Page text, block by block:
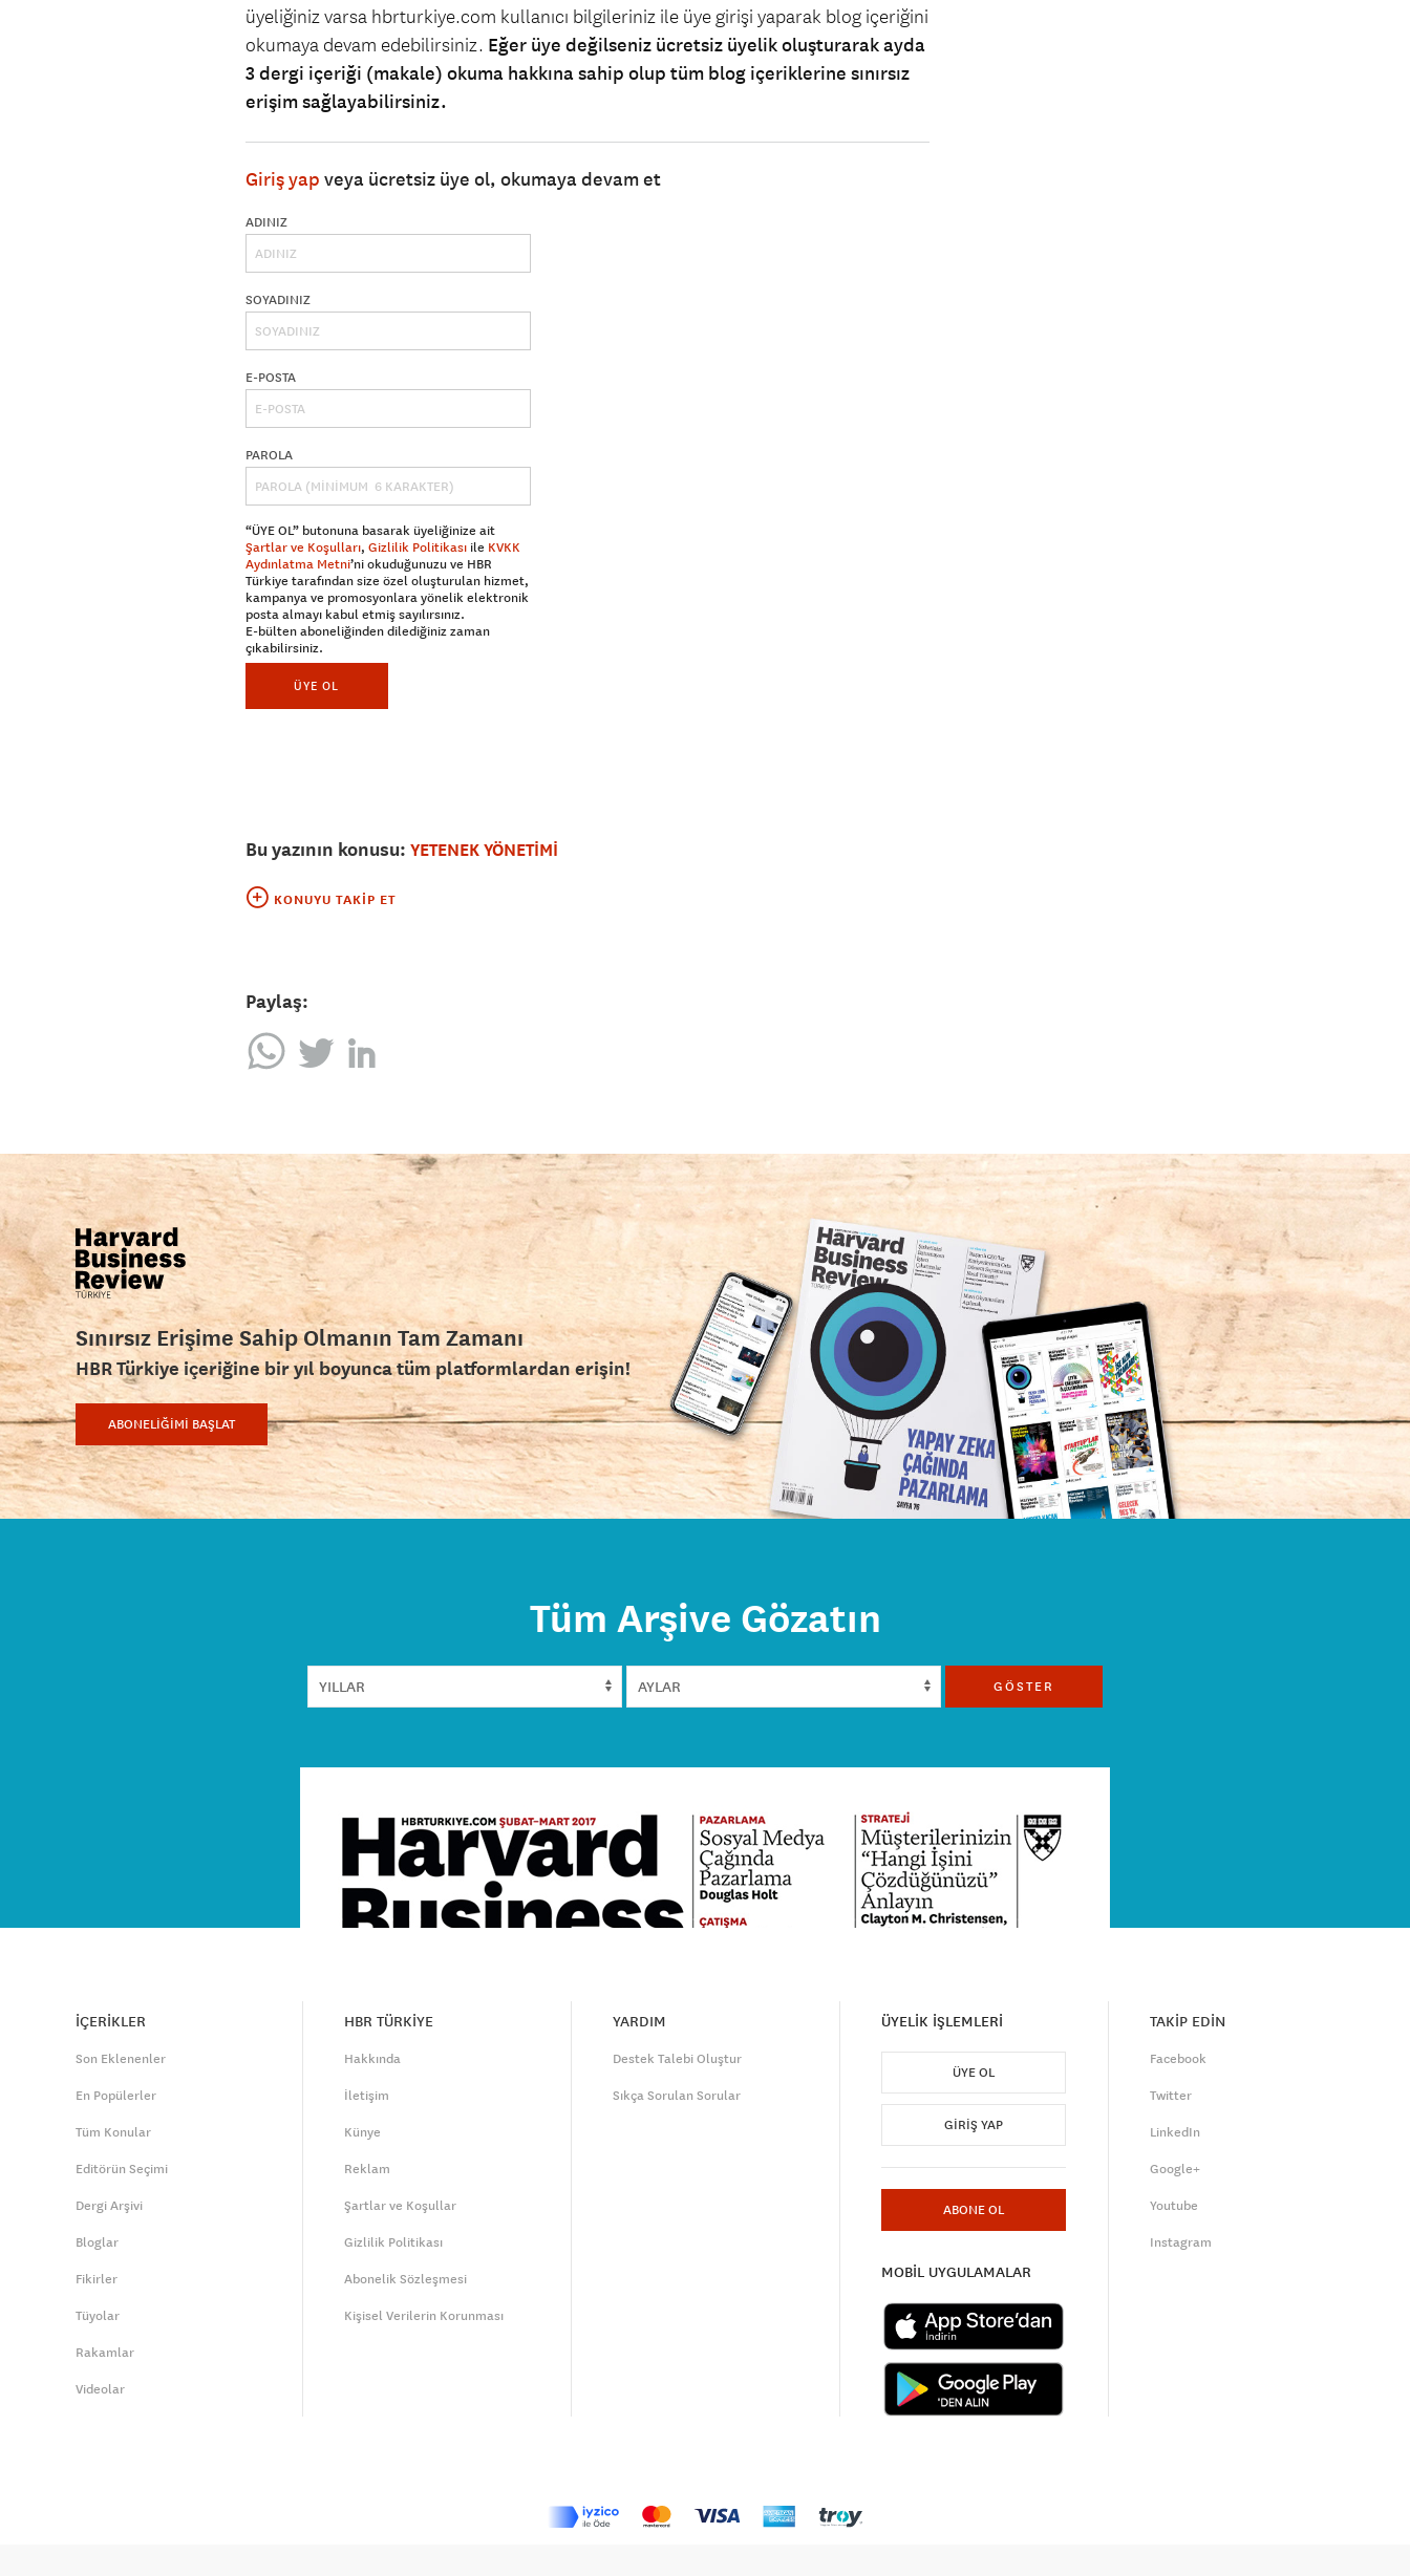
üyeliğiniz varsa hbrturkiye.com kullanıcı bilgileriniz ile üye girişi yaparak blog içeriğini
okumaya devam edebilirsiniz. Eğer üye değilseniz ücretsiz üyelik oluşturarak ayda
3 dergi içeriği (makale) okuma hakkına sahip olup tüm blog içeriklerine sınırsız
erişim sağlayabilirsiniz.
Giriş yap veya ücretsiz üye ol, okumaya devam et
ADINIZ
SOYADINIZ
E-POSTA
PAROLA
“ÜYE OL” butonuna basarak üyeliğinize ait
Şartlar ve Koşulları, Gizlilik Politikası ile KVKK
Aydınlatma Metni’ni okuduğunuzu ve HBR
Türkiye tarafından size özel oluşturulan hizmet,
kampanya ve promosyonlara yönelik elektronik
posta almayı kabul etmiş sayılırsınız.
E-bülten aboneliğinden dilediğiniz zaman
çıkabilirsiniz.
ÜYE OL
Bu yazının konusu: YETENEK YÖNETİMİ
KONUYU TAKIP ET
Paylaş:
Sınırsız Erişime Sahip Olmanın Tam Zamanı
HBR Türkiye içeriğine bir yıl boyunca tüm platformlardan erişin!
ABONELİĞİMİ BAŞLAT
Tüm Arşive Gözatın
GÖSTER
İÇERİKLER
Son Eklenenler
En Popülerler
Tüm Konular
Editörün Seçimi
Dergi Arşivi
Bloglar
Fikirler
Tüyolar
Rakamlar
Videolar
HBR TÜRKİYE
Hakkında
İletişim
Künye
Reklam
Şartlar ve Koşullar
Gizlilik Politikası
Abonelik Sözleşmesi
Kişisel Verilerin Korunması
YARDIM
Destek Talebi Oluştur
Sıkça Sorulan Sorular
ÜYELİK İŞLEMLERİ
ÜYE OL
GIRIŞ YAP
ABONE OL
MOBİL UYGULAMALAR
TAKİP EDİN
Facebook
Twitter
LinkedIn
Google+
Youtube
Instagram